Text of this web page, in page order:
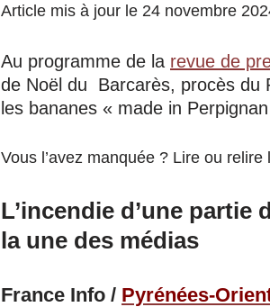
Article mis à jour le 24 novembre
Au programme de la revue de
de Noël du Barcarès, procès du
les bananes « made in
Vous l’avez manquée ? Lire ou relire
L’incendie d’une
la une des médias
France Info / Pyrénées-